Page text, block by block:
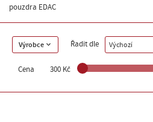
pouzdra EDAC
Výrobce Řadit dle Výchozí
Cena 300 Kč